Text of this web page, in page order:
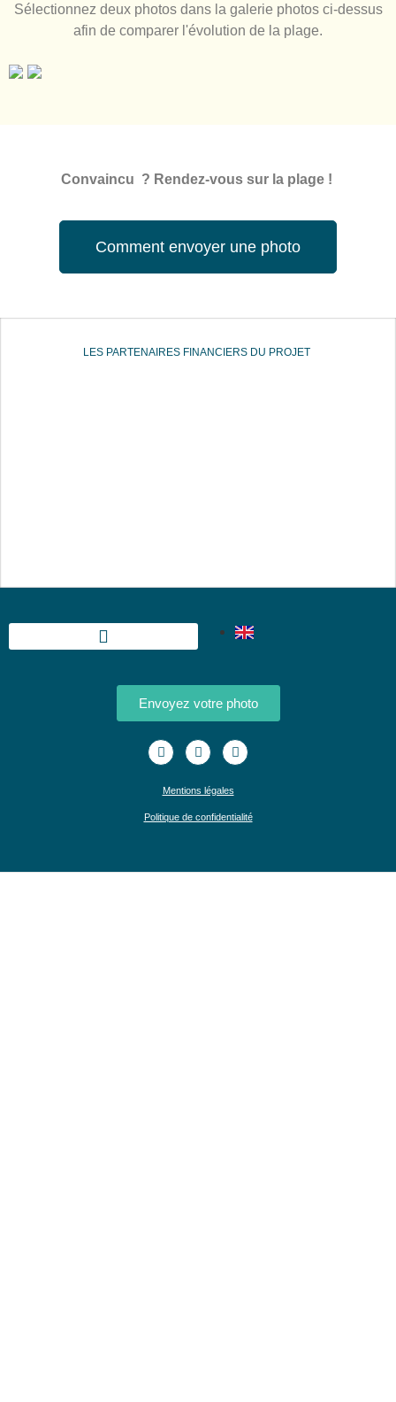
Sélectionnez deux photos dans la galerie photos ci-dessus
afin de comparer l'évolution de la plage.
Convaincu ? Rendez-vous sur la plage !
Comment envoyer une photo
LES PARTENAIRES FINANCIERS DU PROJET
Envoyez votre photo
Mentions légales
Politique de confidentialité